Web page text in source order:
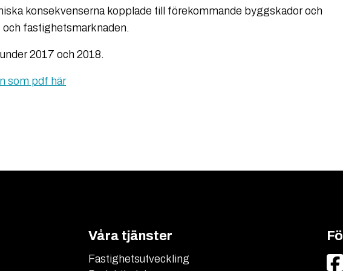
konsekvenserna kopplade till förekommande byggskador och
fastighetsmarknaden.
2017 och 2018.
som pdf här
Våra tjänster
Fastighetsutveckling
Facebook